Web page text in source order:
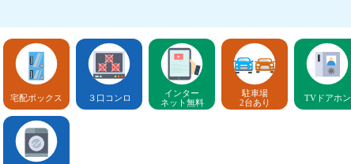
宅配ボックス ３口コンロ
インター
ネット無料
駐車場
2台あり
TVドアホン